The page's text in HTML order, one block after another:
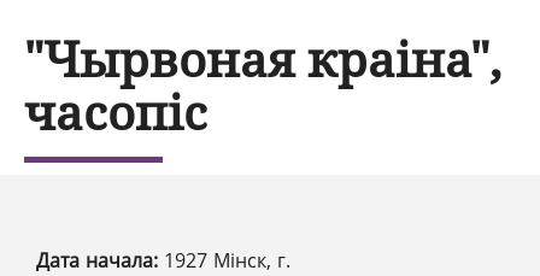
"Чырвоная краіна",
часопіс
Дата начала: 1927 Мінск, г.